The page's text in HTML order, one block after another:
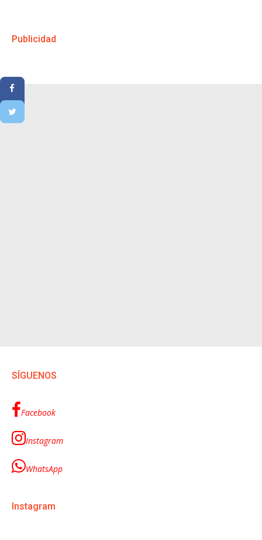
Publicidad
SÍGUENOS
Facebook
Instagram
WhatsApp
Instagram